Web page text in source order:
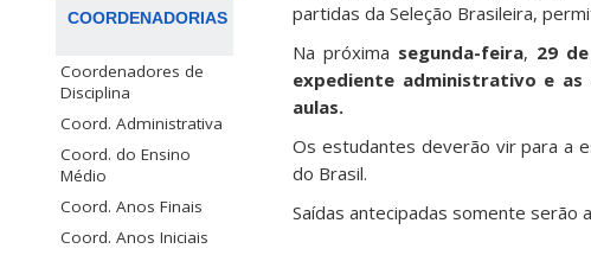
COORDENADORIAS
Coordenadores de
Disciplina
Coord. Administrativa
Coord. do Ensino
Médio
Coord. Anos Finais
Coord. Anos Iniciais
partidas da Seleção Brasileira,
Na próxima segunda-feira, 29
expediente administrativo e as
aulas.
Os estudantes deverão vir para a
do Brasil.
Saídas antecipadas somente serão